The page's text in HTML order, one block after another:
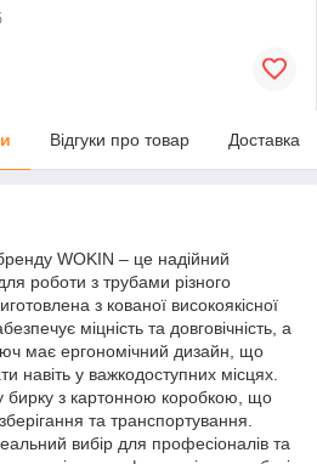
Відгуки про товар Доставка
WOKIN – це надійний
роботи з трубами різного
з кованої високоякісної
міцність та довговічність, а
має ергономічний дизайн, що
навіть у важкодоступних місцях.
бирку з картонною коробкою, що
та транспортування.
вибір для професіоналів та